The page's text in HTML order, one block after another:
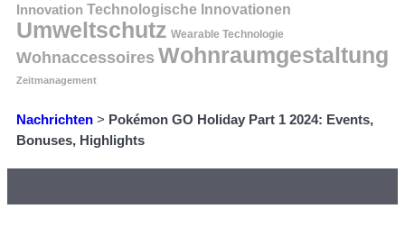
Innovation Technologische Innovationen
Umweltschutz Wearable Technologie
Wohnaccessoires Wohnraumgestaltung
Zeitmanagement
Nachrichten > Pokémon GO Holiday Part 1 2024: Events,
Bonuses, Highlights